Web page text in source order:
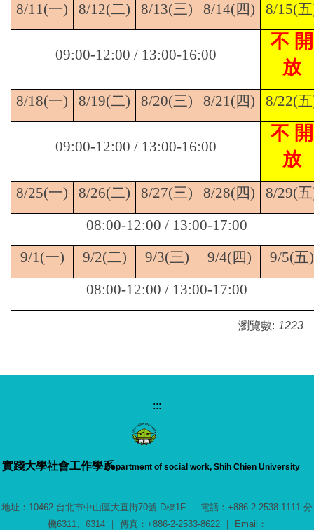
8/11(一) 8/12(二) 8/13(三) 8/14(四) 8/15(
09:00-12:00 / 13:00-16:00
不 開
放
8/18(一) 8/19(二) 8/20(三) 8/21(四) 8/22(
09:00-12:00 / 13:00-16:00
不 開
放
8/25(一) 8/26(二) 8/27(三) 8/28(四) 8/29(
08:00-12:00 / 13:00-17:00
9/1(一) 9/2(二) 9/3(三) 9/4(四) 9/5(五)
08:00-12:00 / 13:00-17:00
瀏覽數: 1223
:::
實踐大學社會工作學系Department of social work, Shih Chien University
地址：10462 台北市中山區大直街70號 D棟1F ｜ 電話：+886-2-2538-1111 分
機6311、6314 ｜ 傳真：+886-2-2533-8622 ｜ Email：